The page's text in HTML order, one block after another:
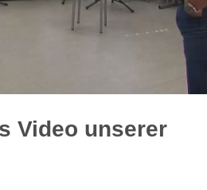
Video unse­rer